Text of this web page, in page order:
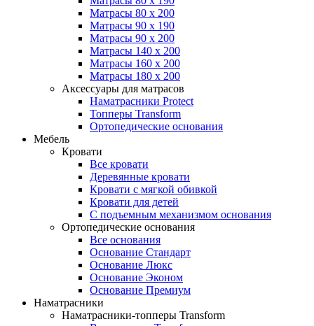
Матрасы 80 x 200
Матрасы 90 x 190
Матрасы 90 x 200
Матрасы 140 x 200
Матрасы 160 x 200
Матрасы 180 x 200
Аксессуары для матрасов
Наматрасники Protect
Топперы Transform
Ортопедические основания
Мебель
Кровати
Все кровати
Деревянные кровати
Кровати с мягкой обивкой
Кровати для детей
С подъемным механизмом основания
Ортопедические основания
Все основания
Основание Стандарт
Основание Люкс
Основание Эконом
Основание Премиум
Наматрасники
Наматрасники-топперы Transform